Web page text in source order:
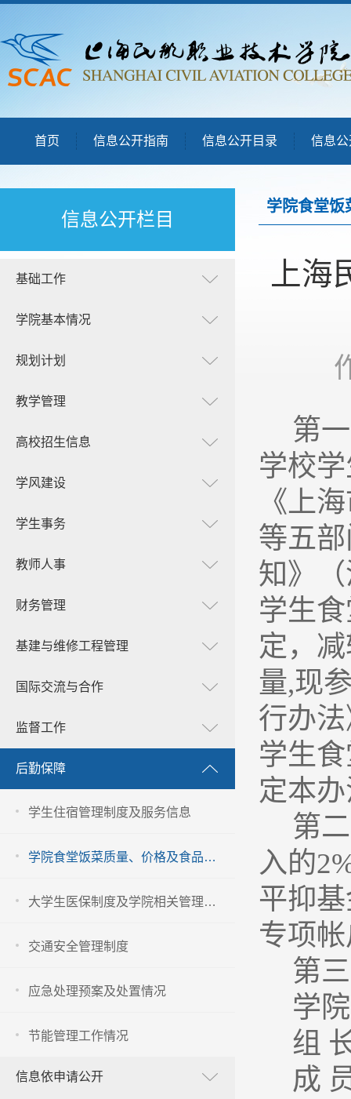
首页 信息公开指南 信息公开目录 信息
信息公开栏目
基础工作
学院基本情况
规划计划
教学管理
高校招生信息
学风建设
学生事务
教师人事
财务管理
基建与维修工程管理
国际交流与合作
监督工作
后勤保障
学生住宿管理制度及服务信息
学院食堂饭菜质量、价格及食品卫生安全管理信息
大学生医保制度及学院相关管理办法
交通安全管理制度
应急处理预案及处置情况
节能管理工作情况
信息依申请公开
学院食堂饭
上
第
学校
《上
等五
知》
学生
定，
量,现
行办
学生
定本
第
入的
平抑
专项
第
学
组
成